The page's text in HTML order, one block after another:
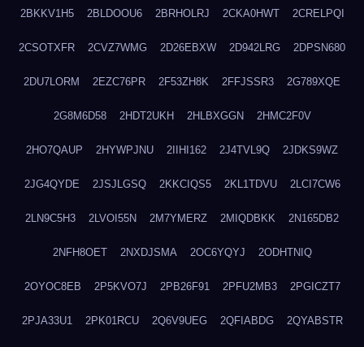
2BKKV1H5 2BLDOOU6 2BRHOLRJ 2CKA0HWT 2CRELPQI
2CSOTXFR 2CVZ7WMG 2D26EBXW 2D942LRG 2DPSN680
2DU7LORM 2EZC76PR 2F53ZH8K 2FFJSSR3 2G789XQE
2G8M6D58 2HDT2UKH 2HLBXGGN 2HMC2F0V
2HO7QAUP 2HYWPJNU 2IIHI162 2J4TVL9Q 2JDKS9WZ
2JG4QYDE 2JSJLGSQ 2KKCIQS5 2KL1TDVU 2LCI7CW6
2LN9C5H3 2LVOI55N 2M7YMERZ 2MIQDBKK 2N165DB2
2NFH8OET 2NXDJSMA 2OC6YQYJ 2ODHTNIQ
2OYOC8EB 2P5KVO7J 2PB26F91 2PFU2MB3 2PGICZT7
2PJA33U1 2PK01RCU 2Q6V9UEG 2QFIABDG 2QYABSTR